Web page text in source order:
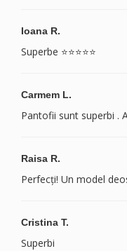
Ioana R.
Superbe ⭐️⭐️⭐️⭐️⭐️
Carmem L.
Pantofii sunt superbi .
Raisa R.
Perfecți! Un model
Cristina T.
Superbi